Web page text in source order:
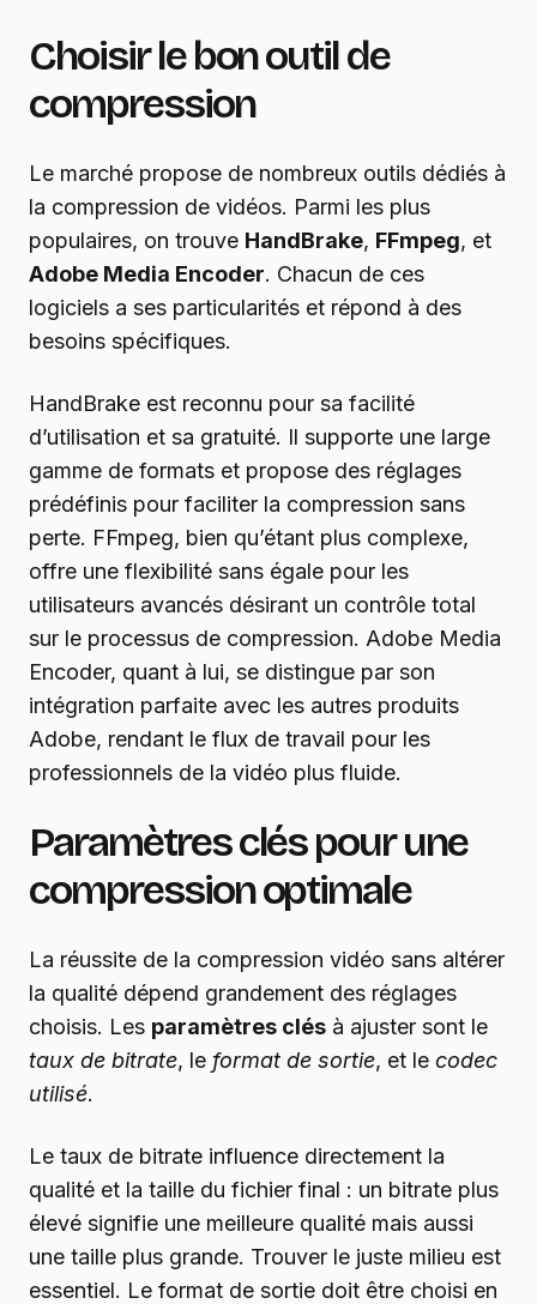
Choisir le bon outil de
compression
Le marché propose de nombreux outils dédiés à
la compression de vidéos. Parmi les plus
populaires, on trouve HandBrake, FFmpeg, et
Adobe Media Encoder. Chacun de ces
logiciels a ses particularités et répond à des
besoins spécifiques.
HandBrake est reconnu pour sa facilité
d’utilisation et sa gratuité. Il supporte une large
gamme de formats et propose des réglages
prédéfinis pour faciliter la compression sans
perte. FFmpeg, bien qu’étant plus complexe,
offre une flexibilité sans égale pour les
utilisateurs avancés désirant un contrôle total
sur le processus de compression. Adobe Media
Encoder, quant à lui, se distingue par son
intégration parfaite avec les autres produits
Adobe, rendant le flux de travail pour les
professionnels de la vidéo plus fluide.
Paramètres clés pour une
compression optimale
La réussite de la compression vidéo sans altérer
la qualité dépend grandement des réglages
choisis. Les paramètres clés à ajuster sont le
taux de bitrate, le format de sortie, et le codec
utilisé.
Le taux de bitrate influence directement la
qualité et la taille du fichier final : un bitrate plus
élevé signifie une meilleure qualité mais aussi
une taille plus grande. Trouver le juste milieu est
essentiel. Le format de sortie doit être choisi en